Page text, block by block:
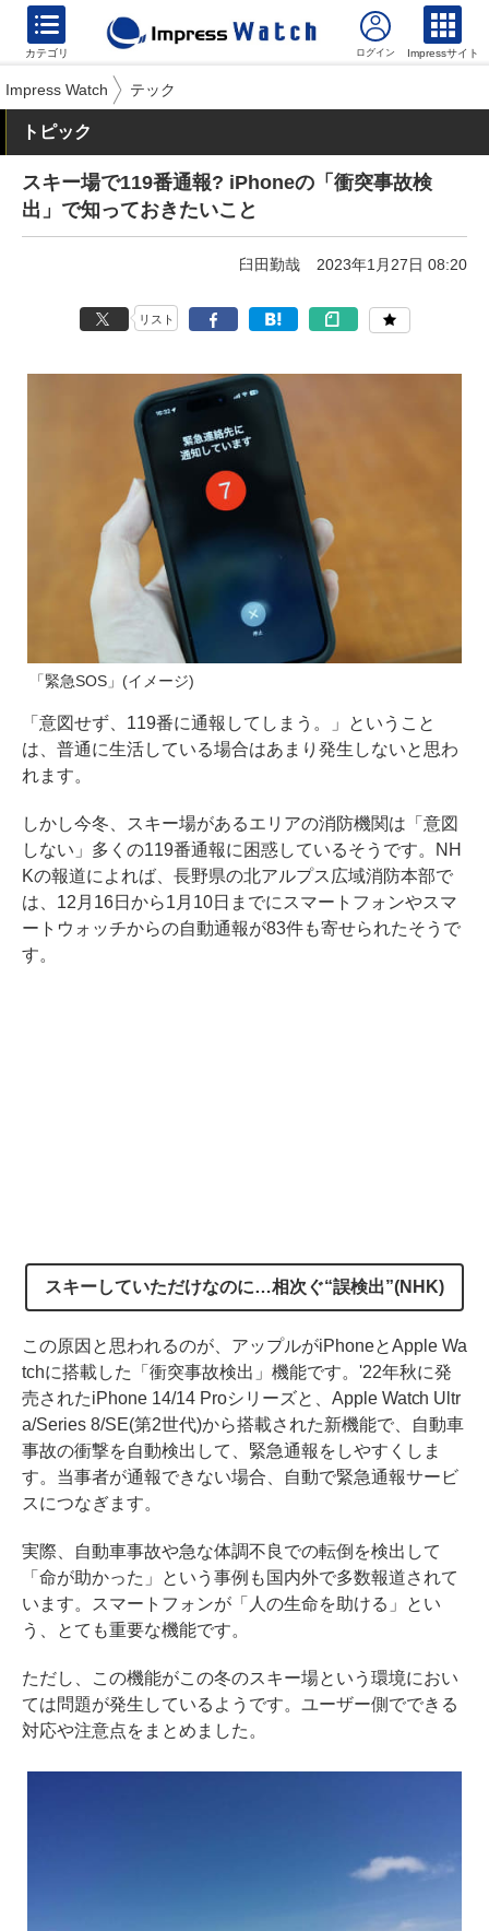
カテゴリ Impressサイト
Impress Watch テック
トピック
スキー場で119番通報? iPhoneの「衝突事故検
出」で知っておきたいこと
臼田勤哉 2023年1月27日 08:20
リスト
「緊急SOS」(イメージ)
「意図せず、119番に通報してしまう。」ということ
は、普通に生活している場合はあまり発生しないと思わ
れます。
しかし今冬、スキー場があるエリアの消防機関は「意図
しない」多くの119番通報に困惑しているそうです。NH
Kの報道によれば、長野県の北アルプス広域消防本部で
は、12月16日から1月10日までにスマートフォンやスマ
ートウォッチからの自動通報が83件も寄せられたそうで
す。
スキーしていただけなのに…相次ぐ“誤検出”(NHK)
この原因と思われるのが、アップルがiPhoneとApple Wa
tchに搭載した「衝突事故検出」機能です。'22年秋に発
売されたiPhone 14/14 Proシリーズと、Apple Watch Ultr
a/Series 8/SE(第2世代)から搭載された新機能で、自動車
事故の衝撃を自動検出して、緊急通報をしやすくしま
す。当事者が通報できない場合、自動で緊急通報サービ
スにつなぎます。
実際、自動車事故や急な体調不良での転倒を検出して
「命が助かった」という事例も国内外で多数報道されて
います。スマートフォンが「人の生命を助ける」とい
う、とても重要な機能です。
ただし、この機能がこの冬のスキー場という環境におい
ては問題が発生しているようです。ユーザー側でできる
対応や注意点をまとめました。